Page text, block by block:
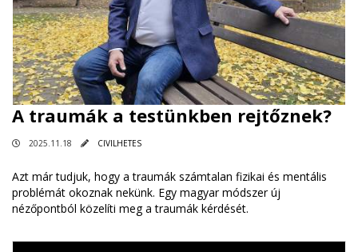
A traumák a testünkben rejtőznek?
2025.11.18 CIVILHETES
Azt már tudjuk, hogy a traumák számtalan fizikai és mentális
problémát okoznak nekünk. Egy magyar módszer új
nézőpontból közelíti meg a traumák kérdését.